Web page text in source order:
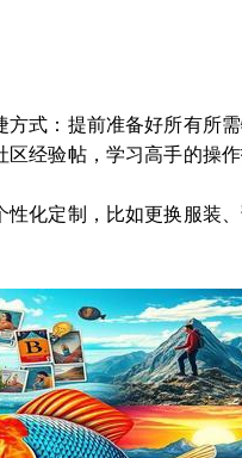
式：提前准备好所有所
经验帖，学习高手的操作
化定制，比如更换服装